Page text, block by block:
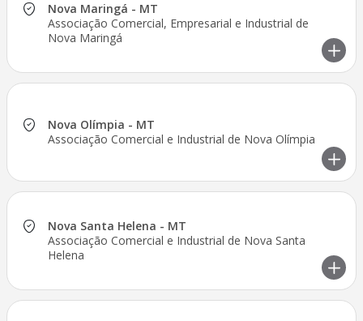
Nova Maringá - MT
Associação Comercial, Empresarial e Industrial de
Nova Maringá
Nova Olímpia - MT
Associação Comercial e Industrial de Nova Olímpia
Nova Santa Helena - MT
Associação Comercial e Industrial de Nova Santa
Helena